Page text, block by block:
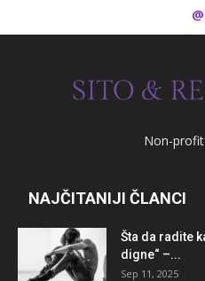
@
Non-
NAJČITANIJI ČLANCI
Šta da radite
digne“ –...
Sep 11, 2025